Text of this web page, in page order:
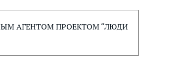
АГЕНТОМ ПРОЕКТОМ “ЛЮДИ